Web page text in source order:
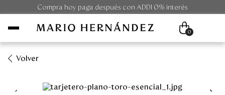
Compra hoy paga después con ADDI 0% interés
0
Volver